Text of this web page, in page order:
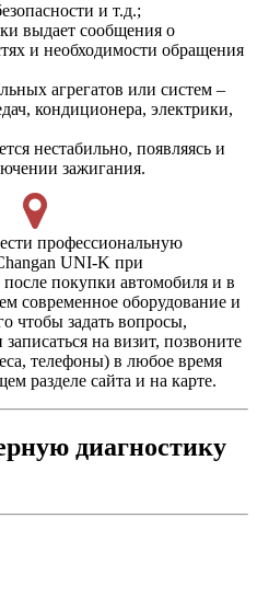
и т.д.;
выдает сообщения о
и необходимости обращения
агрегатов или систем –
кондиционера, электрики,
нестабильно, появляясь и
зажигания.
профессиональную
UNI-K при
покупки автомобиля и в
современное оборудование и
чтобы задать вопросы,
на визит, позвоните
телефоны) в любое время
разделе сайта и на карте.
диагностику